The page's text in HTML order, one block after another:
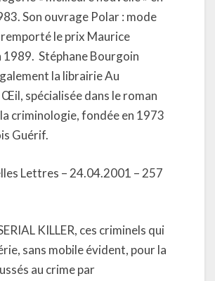
Son ouvrage Polar : mode
remporté le prix Maurice
1989. Stéphane Bourgoin
la librairie Au
spécialisée dans le roman
criminologie, fondée en 1973
Guérif.
Lettres – 24.04.2001 – 257
KILLER, ces criminels qui
sans mobile évident, pour la
au crime par